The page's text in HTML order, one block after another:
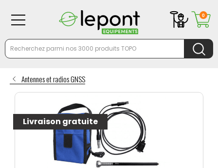
Antennes et radios GNSS
Livraison gratuite
0